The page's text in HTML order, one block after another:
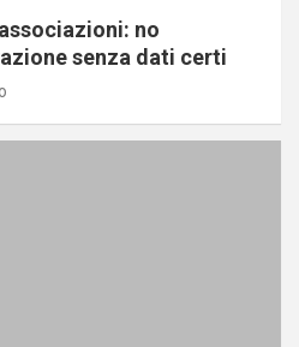
no
senza dati certi